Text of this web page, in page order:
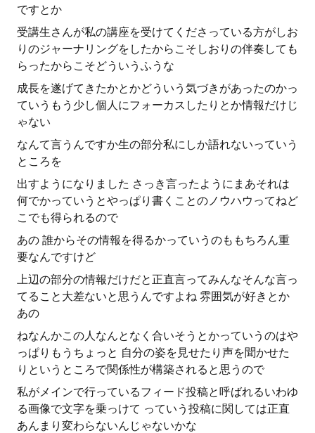
ですとか
受講生さんが私の講座を受けてくださっている方がしお
りのジャーナリングをしたからこそしおりの伴奏しても
らったからこそどういうふうな
成長を遂げてきたかとかどういう気づきがあったのかっ
ていうもう少し個人にフォーカスしたりとか情報だけじ
ゃない
なんて言うんですか生の部分私にしか語れないっていう
ところを
出すようになりました さっき言ったようにまあそれは
何でかっていうとやっぱり書くことのノウハウってねど
こでも得られるので
あの 誰からその情報を得るかっていうのももちろん重
要なんですけど
上辺の部分の情報だけだと正直言ってみんなそんな言っ
てること大差ないと思うんですよね 雰囲気が好きとか
あの
ねなんかこの人なんとなく合いそうとかっていうのはや
っぱりもうちょっと 自分の姿を見せたり声を聞かせた
りというところで関係性が構築されると思うので
私がメインで行っているフィード投稿と呼ばれるいわゆ
る画像で文字を乗っけて っていう投稿に関しては正直
あんまり変わらないんじゃないかな